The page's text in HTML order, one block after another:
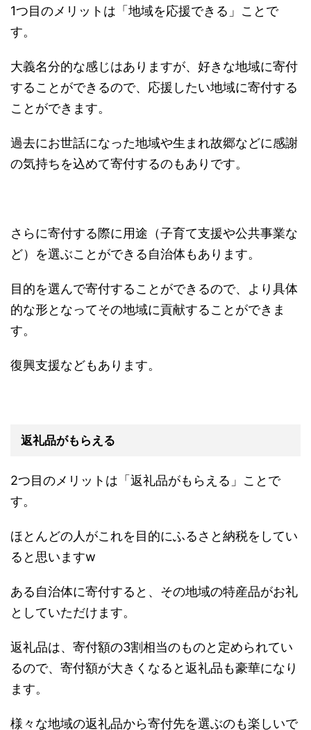
1つ目のメリットは「地域を応援できる」ことで
す。
大義名分的な感じはありますが、好きな地域に寄付
することができるので、応援したい地域に寄付する
ことができます。
過去にお世話になった地域や生まれ故郷などに感謝
の気持ちを込めて寄付するのもありです。
さらに寄付する際に用途（子育て支援や公共事業な
ど）を選ぶことができる自治体もあります。
目的を選んで寄付することができるので、より具体
的な形となってその地域に貢献することができま
す。
復興支援などもあります。
返礼品がもらえる
2つ目のメリットは「返礼品がもらえる」ことで
す。
ほとんどの人がこれを目的にふるさと納税をしてい
ると思いますw
ある自治体に寄付すると、その地域の特産品がお礼
としていただけます。
返礼品は、寄付額の3割相当のものと定められてい
るので、寄付額が大きくなると返礼品も豪華になり
ます。
様々な地域の返礼品から寄付先を選ぶのも楽しいで